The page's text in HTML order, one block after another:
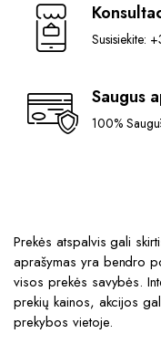
Susisiekite:
Saugus
100%
Prekės atspalvis gali
aprašymas yra bendro
visos prekės savybės.
prekių kainos, akcijos
prekybos vietoje.